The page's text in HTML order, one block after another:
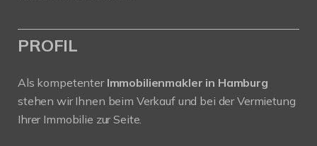
PROFIL
Als kompetenter Immobilienmakler in Hamburg
stehen wir Ihnen beim Verkauf und bei der Vermietung
Ihrer Immobilie zur Seite.